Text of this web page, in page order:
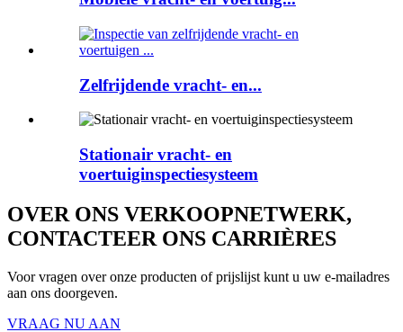
Zelfrijdende vracht- en...
Stationair vracht- en
voertuiginspectiesysteem
OVER ONS VERKOOPNETWERK,
CONTACTEER ONS CARRIÈRES
Voor vragen over onze producten of prijslijst kunt u uw e-mailadres
aan ons doorgeven.
VRAAG NU AAN